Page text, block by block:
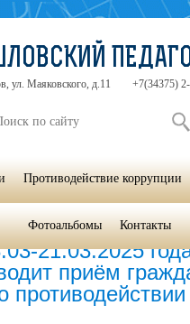
Противодействие коррупции»
21.03.2025
приём
ул. Маяковского, д.11 +7(34375)
Противодействие коррупции
Фотоальбомы Контакты